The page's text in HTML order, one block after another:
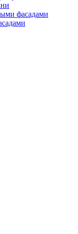
фасадами